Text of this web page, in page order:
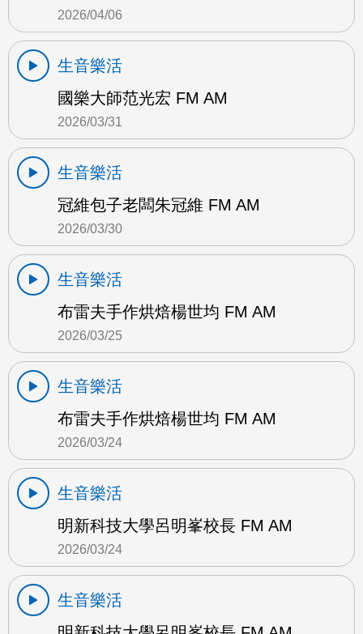
2026/04/06
生音樂活
國樂大師范光宏 FM AM
2026/03/31
生音樂活
冠維包子老闆朱冠維 FM AM
2026/03/30
生音樂活
布雷夫手作烘焙楊世均 FM AM
2026/03/25
生音樂活
布雷夫手作烘焙楊世均 FM AM
2026/03/24
生音樂活
明新科技大學呂明峯校長 FM AM
2026/03/24
生音樂活